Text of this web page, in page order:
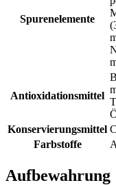
Spurenelemente
Antioxidationsmittel
Konservierungsmittel
Farbstoffe
Aufbewahrung